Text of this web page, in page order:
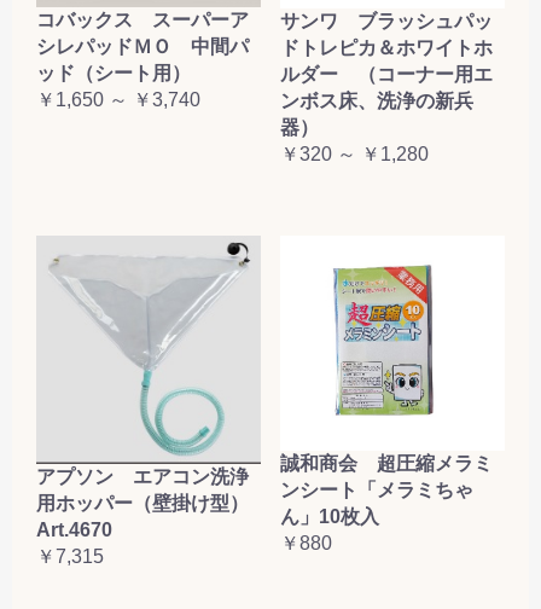
コバックス スーパーア
シレパッドＭＯ 中間パ
ッド（シート用）
￥1,650 ～ ￥3,740
サンワ ブラッシュパッ
ドトレピカ＆ホワイトホ
ルダー （コーナー用エ
ンボス床、洗浄の新兵
器）
￥320 ～ ￥1,280
アプソン エアコン洗浄
用ホッパー（壁掛け型）
Art.4670
￥7,315
誠和商会 超圧縮メラミ
ンシート「メラミちゃ
ん」10枚入
￥880